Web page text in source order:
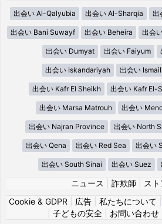
出会い Al-Qalyubia 出会い Al-Sharqia 出
出会い Bani Suwayf 出会い Beheira 出会
出会い Dumyat 出会い Faiyum
出会い Iskandariyah 出会い
出会い Kafr El Sheikh 出会い Kafr El-
出会い Marsa Matrouh 出会い
出会い Najran Province 出会い North
出会い Qena 出会い Red Sea 出会い
出会い South Sinai 出会い Suez
ニュース 詐欺師 スト
Cookie & GDPR
広告 私たちについて
子どもの安全| お問い合わせ|